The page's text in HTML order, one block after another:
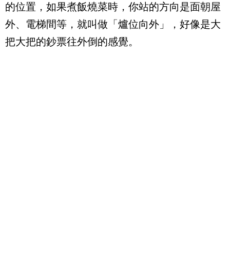
的位置，如果煮飯燒菜時，你站的方向是面朝屋
外、電梯間等，就叫做「爐位向外」，好像是大
把大把的鈔票往外倒的感覺。